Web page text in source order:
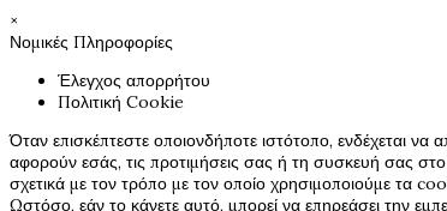
×
Νομικές Πληροφορίες
Έλεγχος απορρήτου
Πολιτική Cookie
Όταν επισκέπτεστε οποιονδήποτε ιστότοπο, ενδέχεται
αφορούν εσάς, τις προτιμήσεις σας ή τη συσκευή σας στο
σχετικά με τον τρόπο με τον οποίο χρησιμοποιούμε τα
Ωστόσο, εάν το κάνετε αυτό, μπορεί να επηρεάσει την